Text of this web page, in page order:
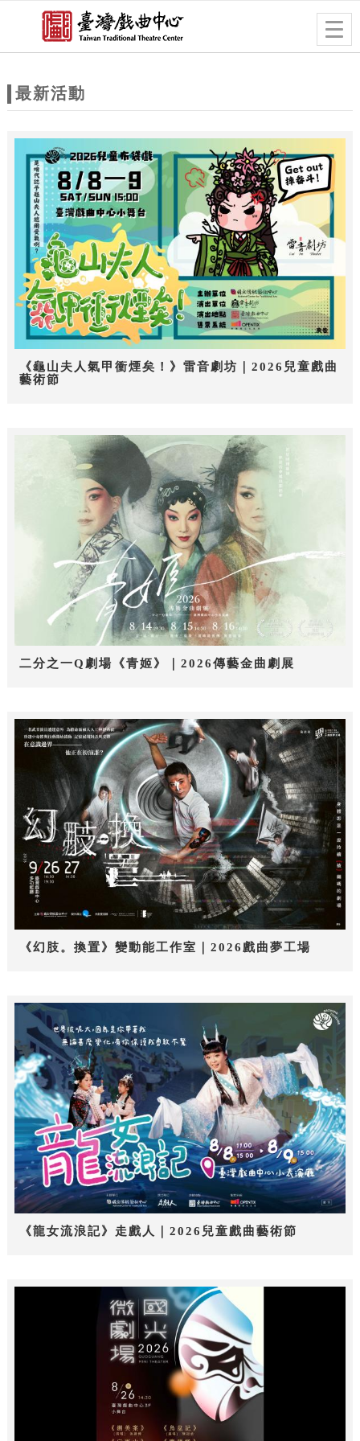
站
題
跳到主要內容
網站導覽
最新活動
《龜山夫人氣甲衝煙矣！》雷音劇坊｜2026兒童戲曲
藝術節
二分之一Q劇場《青姬》｜2026傳藝金曲劇展
《幻肢。換置》變動能工作室｜2026戲曲夢工場
《龍女流浪記》走戲人｜2026兒童戲曲藝術節